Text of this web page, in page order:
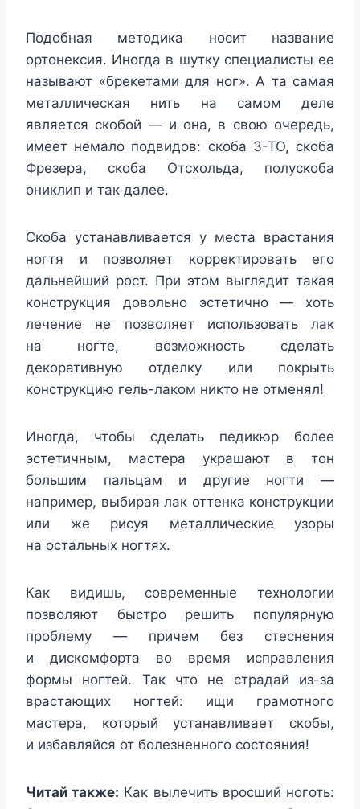
Подобная методика носит название
ортонексия. Иногда в шутку специалисты ее
называют «брекетами для ног». А та самая
металлическая нить на самом деле
является скобой — и она, в свою очередь,
имеет немало подвидов: скоба 3-ТО, скоба
Фрезера, скоба Отсхольда, полускоба
ониклип и так далее.
Скоба устанавливается у места врастания
ногтя и позволяет корректировать его
дальнейший рост. При этом выглядит такая
конструкция довольно эстетично — хоть
лечение не позволяет использовать лак
на ногте, возможность сделать
декоративную отделку или покрыть
конструкцию гель-лаком никто не отменял!
Иногда, чтобы сделать педикюр более
эстетичным, мастера украшают в тон
большим пальцам и другие ногти —
например, выбирая лак оттенка конструкции
или же рисуя металлические узоры
на остальных ногтях.
Как видишь, современные технологии
позволяют быстро решить популярную
проблему — причем без стеснения
и дискомфорта во время исправления
формы ногтей. Так что не страдай из-за
врастающих ногтей: ищи грамотного
мастера, который устанавливает скобы,
и избавляйся от болезненного состояния!
Читай также: Как вылечить вросший ноготь: